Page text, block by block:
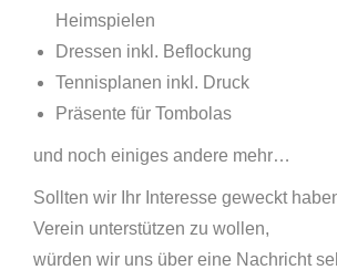
Heimspielen
Dressen inkl. Beflockung
Tennisplanen inkl. Druck
Präsente für Tombolas
und noch einiges andere mehr…
Sollten wir Ihr Interesse geweckt
Verein unterstützen zu wollen,
würden wir uns über eine Nachricht